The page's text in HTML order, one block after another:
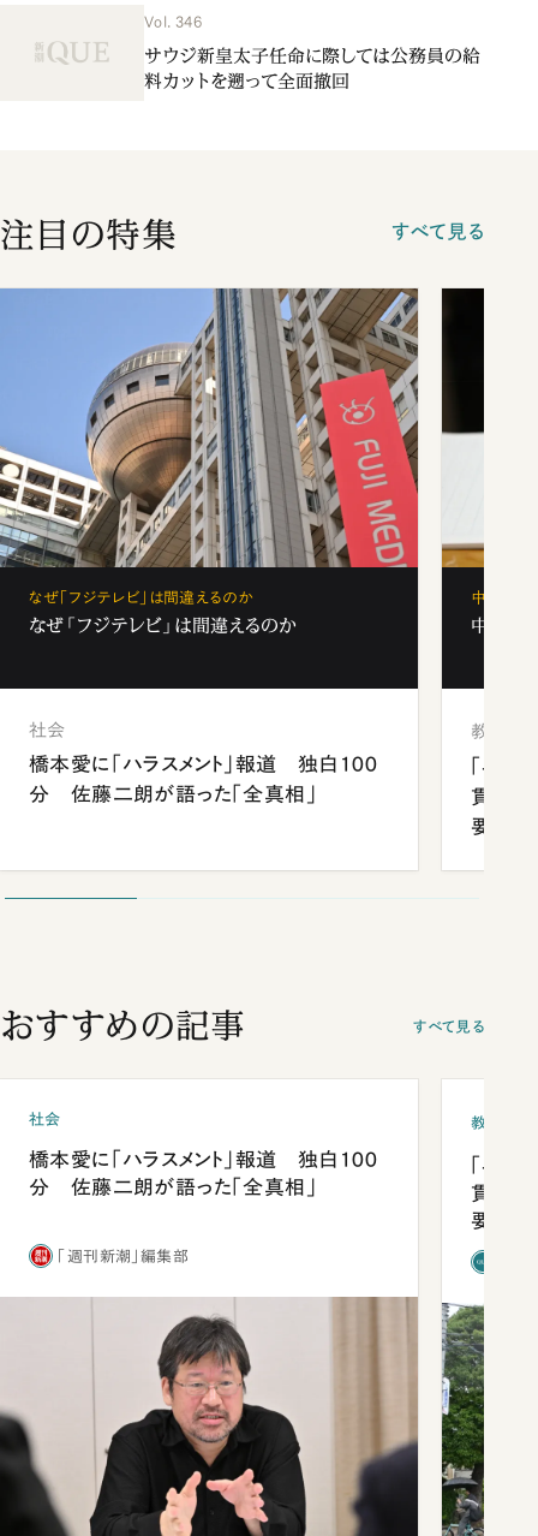
Vol. 346
サウジ新皇太子任命に際しては公務員の給
料カットを遡って全面撤回
注目の特集 すべて見る
なぜ「フジテレビ」は間違えるのか
なぜ「フジテレビ」は間違えるのか
社会
橋本愛に「ハラスメント」報道 独白100
分 佐藤二朗が語った「全真相」
中学受験
中学受
教育
「早
貫校へ
要だっ
おすすめの記事 すべて見る
社会
橋本愛に「ハラスメント」報道 独白100
分 佐藤二朗が語った「全真相」
「週刊新潮」編集部
教育
「早
貫校へ
要だっ